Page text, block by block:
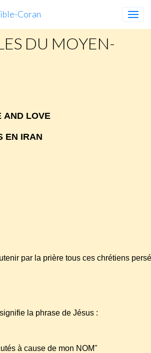
Coran
DU MOYEN-
AND LOVE
EN IRAN
par la prière tous ces chrétiens
la phrase de Jésus :
à cause de mon NOM"